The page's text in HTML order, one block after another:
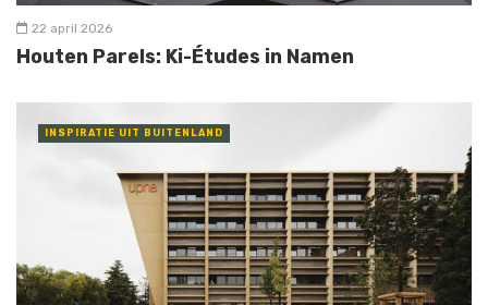
22 april 2026
Houten Parels: Ki-Études in Namen
INSPIRATIE UIT BUITENLAND